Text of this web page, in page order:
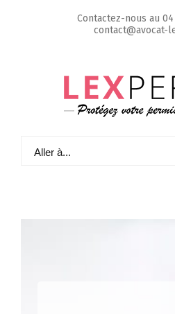
Contactez-nous au
contact@avocat-
Aller à...